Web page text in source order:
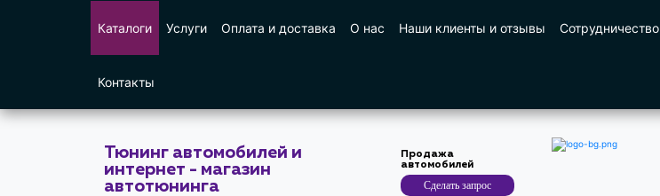
Каталоги Услуги Оплата и доставка О нас Наши клиенты и отзывы Сотрудничество
Контакты
Тюнинг автомобилей и
интернет - магазин
автотюнинга
Продажа
автомобилей
Сделать запрос